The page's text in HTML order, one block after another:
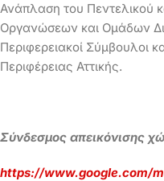
Ανάπλαση του Πεντελικού
Οργανώσεων και Ομάδων
Περιφερειακοί Σύμβουλοι
Περιφέρειας Αττικής.
Σύνδεσμος απεικόνισης
https://www.google.com/